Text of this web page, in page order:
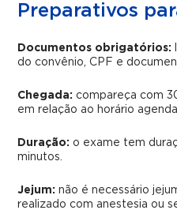
Preparativos
Documentos obrigatórios:
do convênio, CPF e
Chegada: compareça com
em relação ao horário
Duração: o exame tem
minutos.
Jejum: não é necessário
realizado com anestesia ou